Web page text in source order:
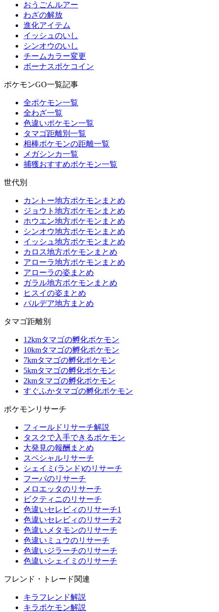
おうごんルアー
わざの解放
進化アイテム
イッシュのいし
シンオウのいし
チームカラー変更
ボーナスポケコイン
ポケモンGO一覧記事
全ポケモン一覧
全わざ一覧
色違いポケモン一覧
タマゴ距離別一覧
相棒ポケモンの距離一覧
メガシンカ一覧
捕獲おすすめポケモン一覧
世代別
カントー地方ポケモンまとめ
ジョウト地方ポケモンまとめ
ホウエン地方ポケモンまとめ
シンオウ地方ポケモンまとめ
イッシュ地方ポケモンまとめ
カロス地方ポケモンまとめ
アローラ地方ポケモンまとめ
アローラの姿まとめ
ガラル地方ポケモンまとめ
ヒスイの姿まとめ
パルデア地方まとめ
タマゴ距離別
12kmタマゴの孵化ポケモン
10kmタマゴの孵化ポケモン
7kmタマゴの孵化ポケモン
5kmタマゴの孵化ポケモン
2kmタマゴの孵化ポケモン
すぐふかタマゴの孵化ポケモン
ポケモンリサーチ
フィールドリサーチ解説
タスクで入手できるポケモン
大発見の報酬まとめ
スペシャルリサーチ
シェイミ(ランド)のリサーチ
フーパのリサーチ
メロエッタのリサーチ
ビクティニのリサーチ
色違いセレビィのリサーチ1
色違いセレビィのリサーチ2
色違いメタモンのリサーチ
色違いミュウのリサーチ
色違いジラーチのリサーチ
色違いシェイミのリサーチ
フレンド・トレード関連
キラフレンド解説
キラポケモン解説